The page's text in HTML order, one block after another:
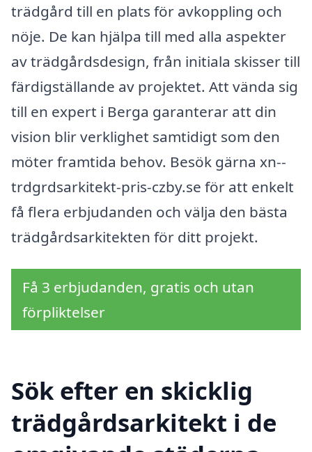
trädgård till en plats för avkoppling och
nöje. De kan hjälpa till med alla aspekter
av trädgårdsdesign, från initiala skisser till
färdigställande av projektet. Att vända sig
till en expert i Berga garanterar att din
vision blir verklighet samtidigt som den
möter framtida behov. Besök gärna xn--
trdgrdsarkitekt-pris-czby.se för att enkelt
få flera erbjudanden och välja den bästa
trädgårdsarkitekten för ditt projekt.
Få 3 erbjudanden, gratis och utan
förpliktelser
Sök efter en skicklig
trädgårdsarkitekt i de